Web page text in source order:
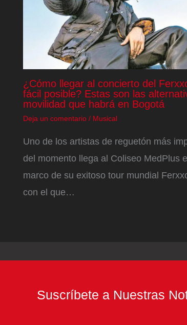
¿Cómo llegar al concierto del
fácil posible? Estas son las
movilidad que habrá en Bogotá
Deja un comentario / Musical
Uno de los artistas de reguetón más
del momento llega al Coliseo MedPlus
marco de su exitoso tour mundial
con el que…
Suscríbete a Nuestras